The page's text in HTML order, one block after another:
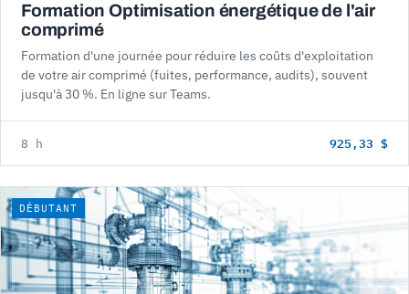
Formation Optimisation énergétique de l'air
comprimé
Formation d'une journée pour réduire les coûts d'exploitation
de votre air comprimé (fuites, performance, audits), souvent
jusqu'à 30 %. En ligne sur Teams.
8 h 925,33 $
DÉBUTANT